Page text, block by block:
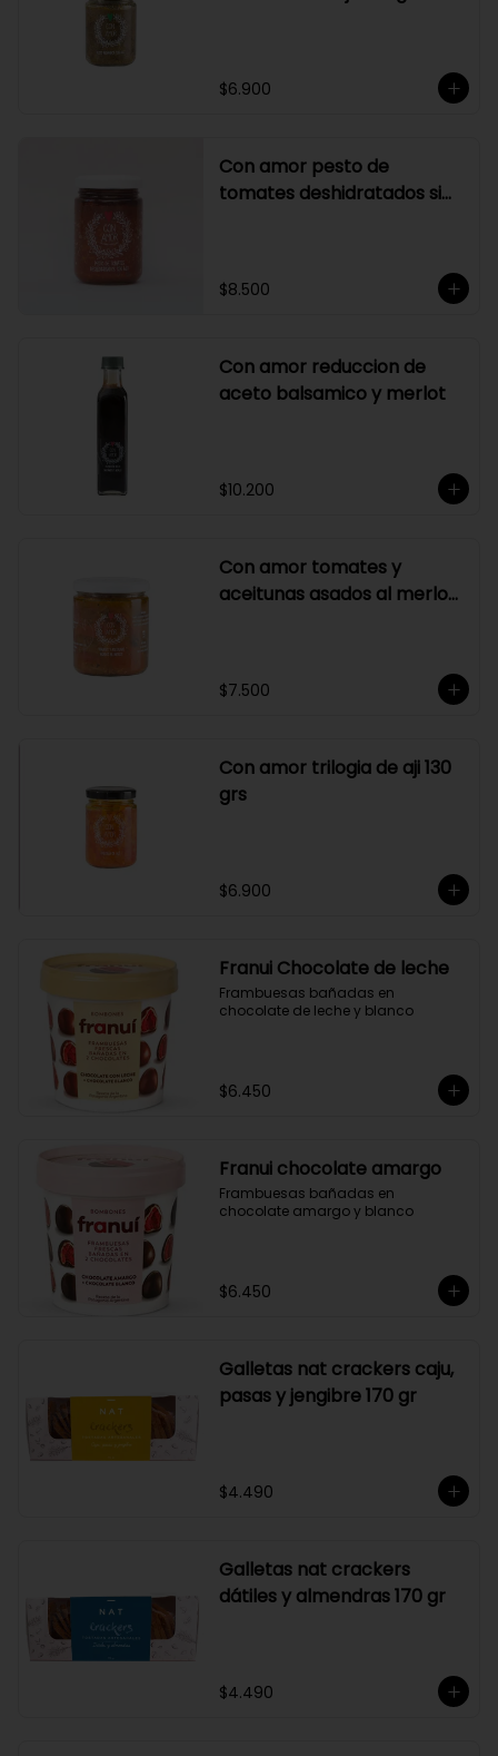
$6.900
Con amor pesto de
tomates deshidratados sin
$8.500
Con amor reduccion de
aceto balsamico y merlot
$10.200
Con amor tomates y
aceitunas asados al merlot
$7.500
Con amor trilogia de aji 130
grs
$6.900
Franui Chocolate de leche
Frambuesas bañadas en
chocolate de leche y blanco
$6.450
Franui chocolate amargo
Frambuesas bañadas en
chocolate amargo y blanco
$6.450
Galletas nat crackers caju,
pasas y jengibre 170 gr
$4.490
Galletas nat crackers
dátiles y almendras 170 gr
$4.490